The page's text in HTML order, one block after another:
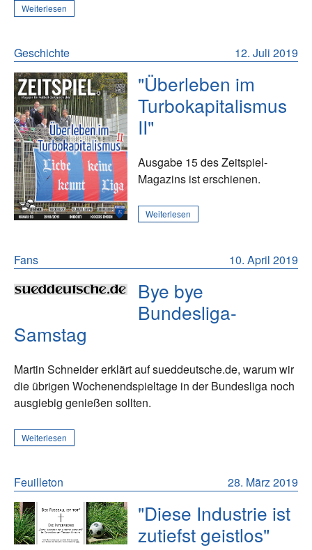
Weiterlesen
12. Juli 2019
Geschichte
"Überleben im
Turbokapitalismus
II"
Ausgabe 15 des Zeitspiel-
Magazins ist erschienen.
Weiterlesen
10. April 2019
Fans
Bye bye
Bundesliga-
Samstag
Martin Schneider erklärt auf sueddeutsche.de, warum wir
die übrigen Wochenendspieltage in der Bundesliga noch
ausgiebig genießen sollten.
Weiterlesen
28. März 2019
Feuilleton
"Diese Industrie ist
zutiefst geistlos"